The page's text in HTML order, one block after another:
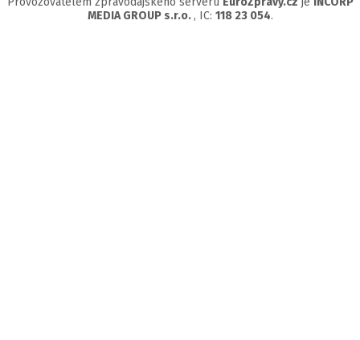
MEDIA GROUP s.r.o. , IC: 118 23 054.